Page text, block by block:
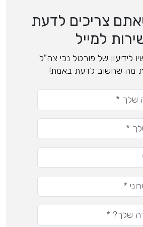
צריכים לדעת
למייל
לידיעון של פורטל נכי צה"ל
מה שחשוב לדעת באמת!